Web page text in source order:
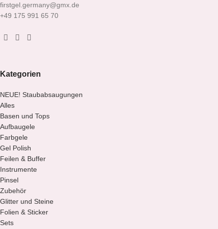
firstgel.germany@gmx.de
+49 175 991 65 70
Kategorien
NEUE! Staubabsaugungen
Alles
Basen und Tops
Aufbaugele
Farbgele
Gel Polish
Feilen & Buffer
Instrumente
Pinsel
Zubehör
Glitter und Steine
Folien & Sticker
Sets